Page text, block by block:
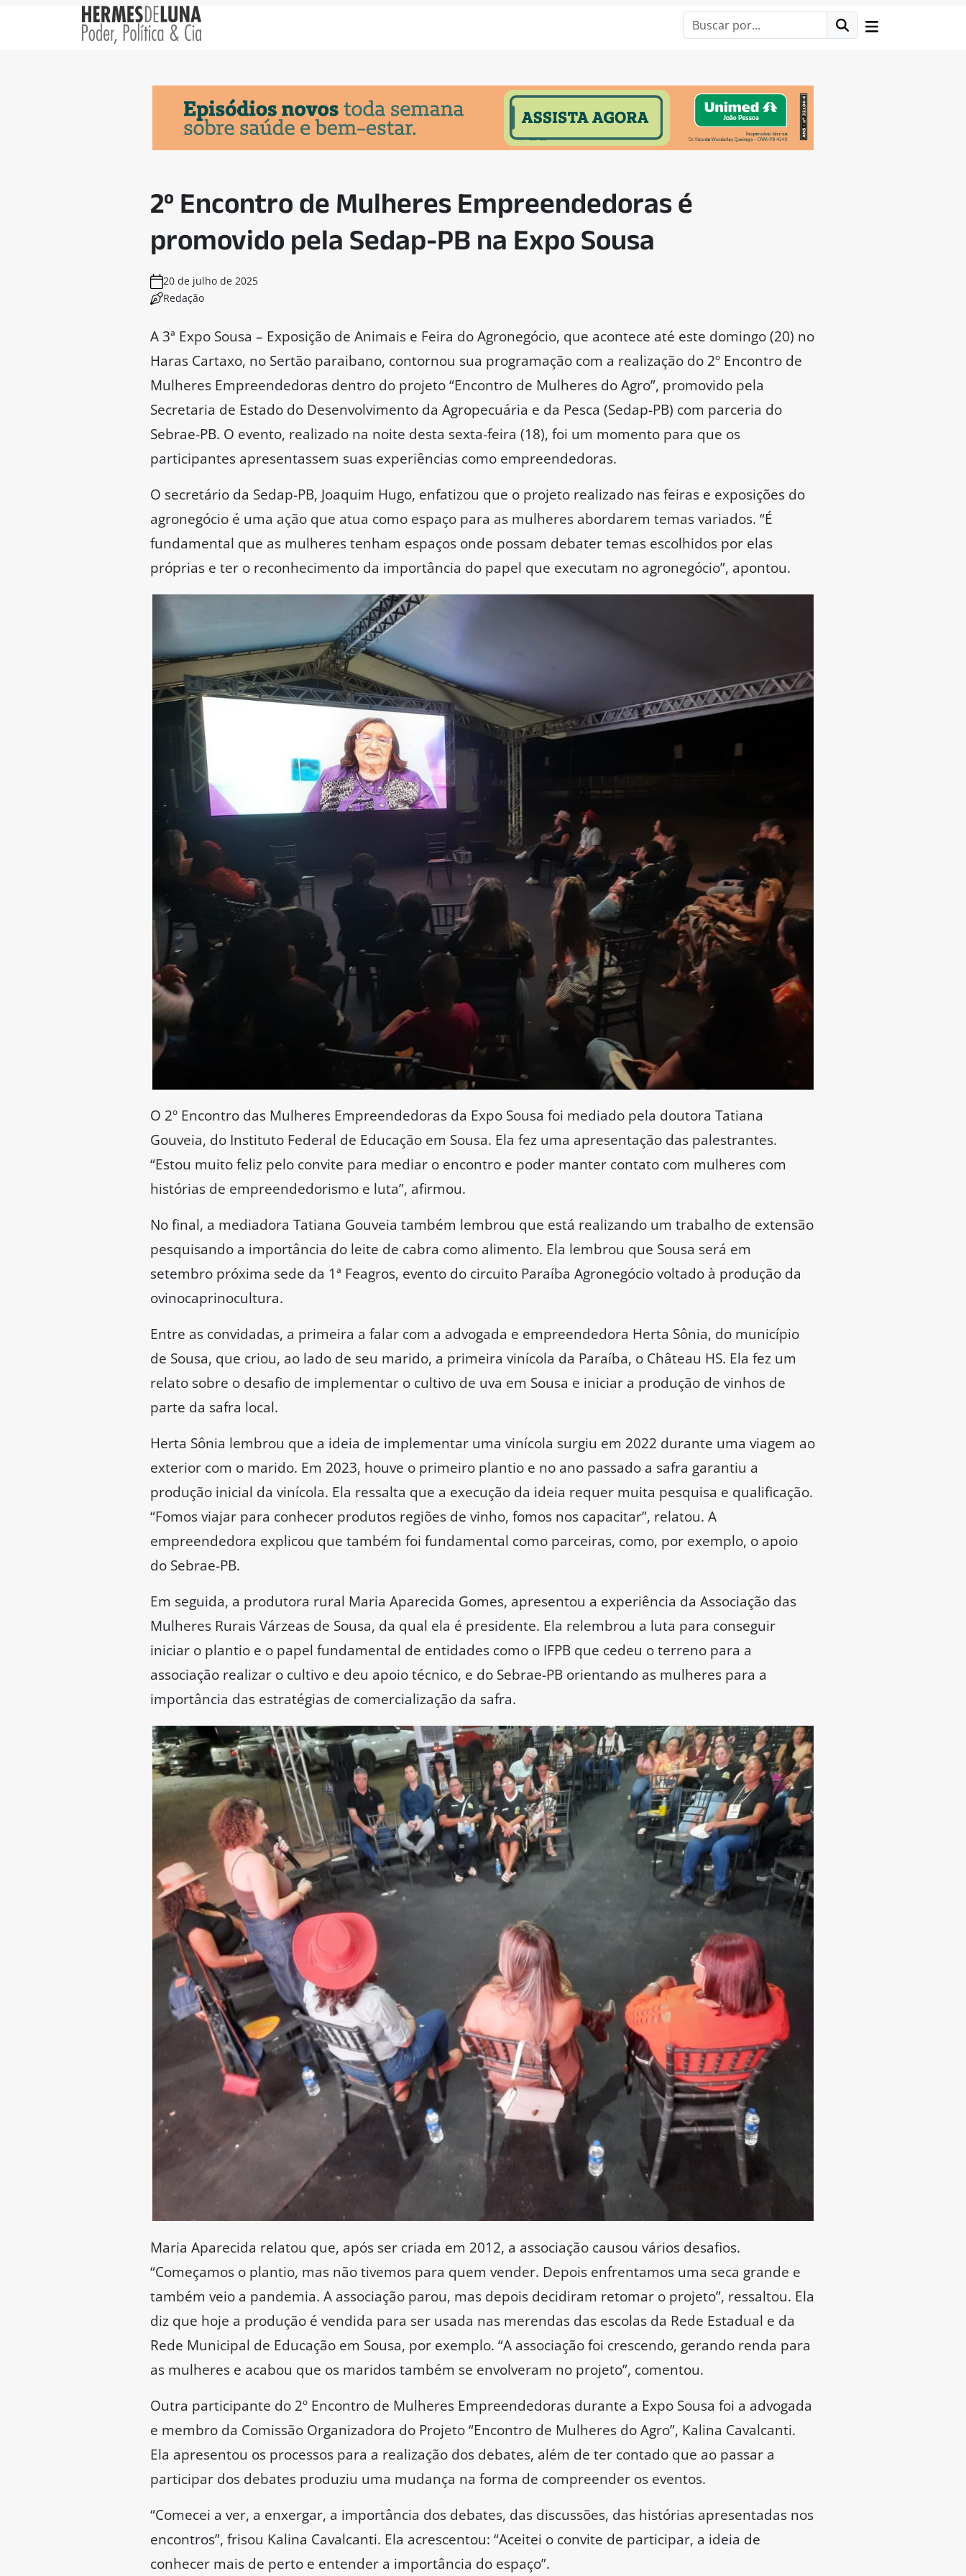
2º Encontro de Mulheres Empreendedoras é
promovido pela Sedap-PB na Expo Sousa
20 de julho de 2025
Redação
A 3ª Expo Sousa – Exposição de Animais e Feira do Agronegócio, que acontece até este domingo (20) no
Haras Cartaxo, no Sertão paraibano, contornou sua programação com a realização do 2º Encontro de
Mulheres Empreendedoras dentro do projeto “Encontro de Mulheres do Agro”, promovido pela
Secretaria de Estado do Desenvolvimento da Agropecuária e da Pesca (Sedap-PB) com parceria do
Sebrae-PB. O evento, realizado na noite desta sexta-feira (18), foi um momento para que os
participantes apresentassem suas experiências como empreendedoras.
O secretário da Sedap-PB, Joaquim Hugo, enfatizou que o projeto realizado nas feiras e exposições do
agronegócio é uma ação que atua como espaço para as mulheres abordarem temas variados. “É
fundamental que as mulheres tenham espaços onde possam debater temas escolhidos por elas
próprias e ter o reconhecimento da importância do papel que executam no agronegócio”, apontou.
O 2º Encontro das Mulheres Empreendedoras da Expo Sousa foi mediado pela doutora Tatiana
Gouveia, do Instituto Federal de Educação em Sousa. Ela fez uma apresentação das palestrantes.
“Estou muito feliz pelo convite para mediar o encontro e poder manter contato com mulheres com
histórias de empreendedorismo e luta”, afirmou.
No final, a mediadora Tatiana Gouveia também lembrou que está realizando um trabalho de extensão
pesquisando a importância do leite de cabra como alimento. Ela lembrou que Sousa será em
setembro próxima sede da 1ª Feagros, evento do circuito Paraíba Agronegócio voltado à produção da
ovinocaprinocultura.
Entre as convidadas, a primeira a falar com a advogada e empreendedora Herta Sônia, do município
de Sousa, que criou, ao lado de seu marido, a primeira vinícola da Paraíba, o Château HS. Ela fez um
relato sobre o desafio de implementar o cultivo de uva em Sousa e iniciar a produção de vinhos de
parte da safra local.
Herta Sônia lembrou que a ideia de implementar uma vinícola surgiu em 2022 durante uma viagem ao
exterior com o marido. Em 2023, houve o primeiro plantio e no ano passado a safra garantiu a
produção inicial da vinícola. Ela ressalta que a execução da ideia requer muita pesquisa e qualificação.
“Fomos viajar para conhecer produtos regiões de vinho, fomos nos capacitar”, relatou. A
empreendedora explicou que também foi fundamental como parceiras, como, por exemplo, o apoio
do Sebrae-PB.
Em seguida, a produtora rural Maria Aparecida Gomes, apresentou a experiência da Associação das
Mulheres Rurais Várzeas de Sousa, da qual ela é presidente. Ela relembrou a luta para conseguir
iniciar o plantio e o papel fundamental de entidades como o IFPB que cedeu o terreno para a
associação realizar o cultivo e deu apoio técnico, e do Sebrae-PB orientando as mulheres para a
importância das estratégias de comercialização da safra.
Maria Aparecida relatou que, após ser criada em 2012, a associação causou vários desafios.
“Começamos o plantio, mas não tivemos para quem vender. Depois enfrentamos uma seca grande e
também veio a pandemia. A associação parou, mas depois decidiram retomar o projeto”, ressaltou. Ela
diz que hoje a produção é vendida para ser usada nas merendas das escolas da Rede Estadual e da
Rede Municipal de Educação em Sousa, por exemplo. “A associação foi crescendo, gerando renda para
as mulheres e acabou que os maridos também se envolveram no projeto”, comentou.
Outra participante do 2º Encontro de Mulheres Empreendedoras durante a Expo Sousa foi a advogada
e membro da Comissão Organizadora do Projeto “Encontro de Mulheres do Agro”, Kalina Cavalcanti.
Ela apresentou os processos para a realização dos debates, além de ter contado que ao passar a
participar dos debates produziu uma mudança na forma de compreender os eventos.
“Comecei a ver, a enxergar, a importância dos debates, das discussões, das histórias apresentadas nos
encontros”, frisou Kalina Cavalcanti. Ela acrescentou: “Aceitei o convite de participar, a ideia de
conhecer mais de perto e entender a importância do espaço”.